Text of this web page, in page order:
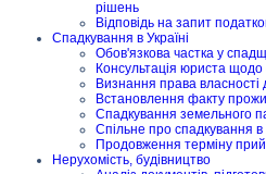
рішень
Відповідь на запит
Спадкування в Україні
Обов'язкова частка у
Консультація юриста щодо
Визнання права власності
Встановлення факту
Спадкування земельного
Спільне про спадкування в
Продовження терміну
Нерухомість, будівництво